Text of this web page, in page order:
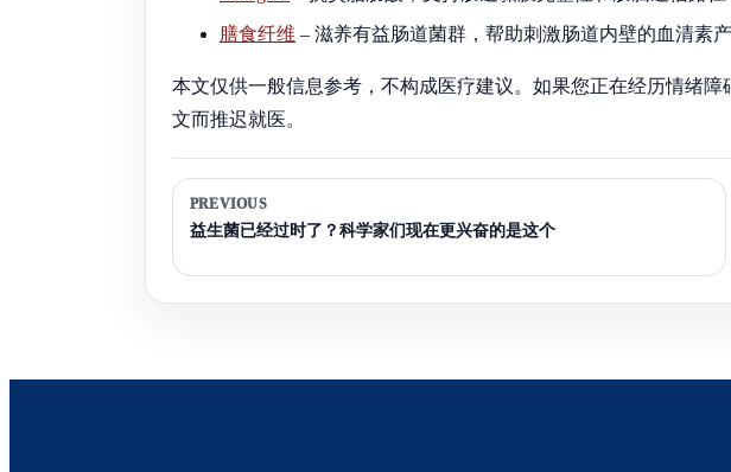
膳食纤维 – 滋养有益肠道菌群，帮助刺激肠道内壁的血清素
本文仅供一般信息参考，不构成医疗建议。如果您正在经历情绪
文而推迟就医。
PREVIOUS
益生菌已经过时了？科学家们现在更兴奋的是这个